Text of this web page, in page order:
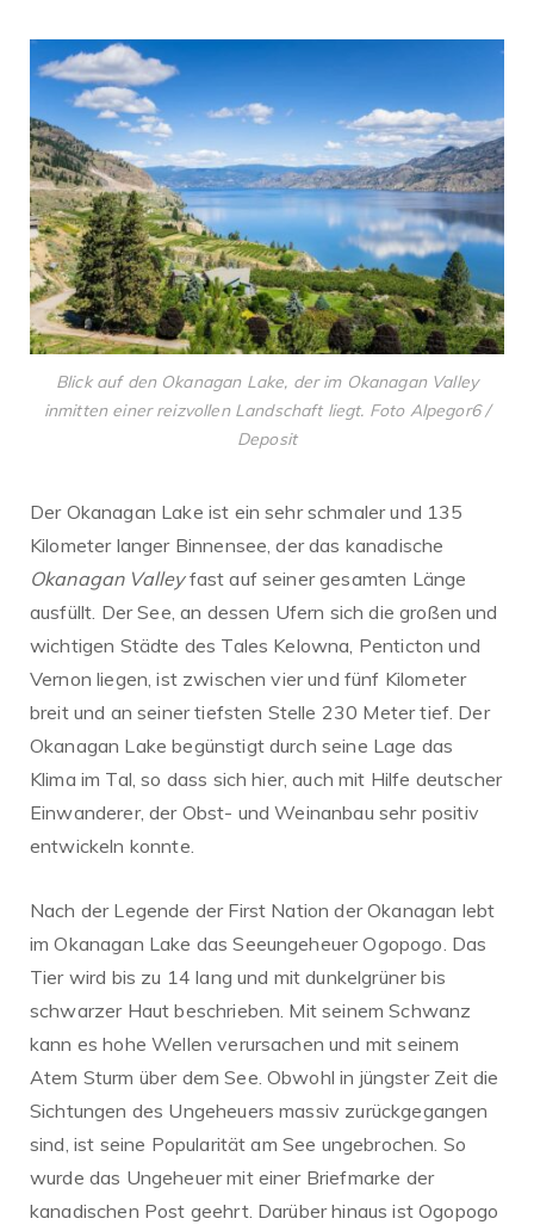
Blick auf den Okanagan Lake, der im Okanagan Valley
inmitten einer reizvollen Landschaft liegt. Foto Alpegor6 /
Deposit
Der Okanagan Lake ist ein sehr schmaler und 135
Kilometer langer Binnensee, der das kanadische
Okanagan Valleyfast auf seiner gesamten Länge
ausfüllt. Der See, an dessen Ufern sich die großen und
wichtigen Städte des Tales Kelowna, Penticton und
Vernon liegen, ist zwischen vier und fünf Kilometer
breit und an seiner tiefsten Stelle 230 Meter tief. Der
Okanagan Lake begünstigt durch seine Lage das
Klima im Tal, so dass sich hier, auch mit Hilfe deutscher
Einwanderer, der Obst- und Weinanbau sehr positiv
entwickeln konnte.
Nach der Legende der First Nation der Okanagan lebt
im Okanagan Lake das Seeungeheuer Ogopogo. Das
Tier wird bis zu 14 lang und mit dunkelgrüner bis
schwarzer Haut beschrieben. Mit seinem Schwanz
kann es hohe Wellen verursachen und mit seinem
Atem Sturm über dem See. Obwohl in jüngster Zeit die
Sichtungen des Ungeheuers massiv zurückgegangen
sind, ist seine Popularität am See ungebrochen. So
wurde das Ungeheuer mit einer Briefmarke der
kanadischen Post geehrt. Darüber hinaus ist Ogopogo